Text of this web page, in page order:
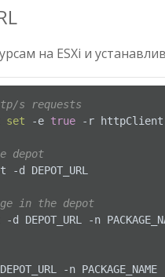
на ESXi и
s requests
set -e true -r httpClient
depot
DEPOT_URL
in the depot
-n
-n PACKAGE_NAME